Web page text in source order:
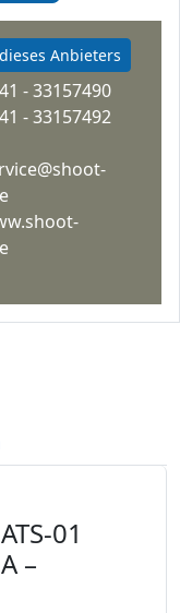
Anbieters
- 33157490
- 33157492
01
–